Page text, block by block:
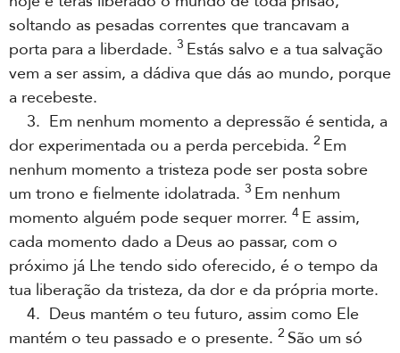
soltando as pesadas correntes que trancavam a
porta para a liberdade. 3 Estás salvo e a tua salvação
vem a ser assim, a dádiva que dás ao mundo, porque
a recebeste.
3. Em nenhum momento a depressão é sentida, a
dor experimentada ou a perda percebida. 2 Em
nenhum momento a tristeza pode ser posta sobre
um trono e fielmente idolatrada. 3 Em nenhum
momento alguém pode sequer morrer. 4 E assim,
cada momento dado a Deus ao passar, com o
próximo já Lhe tendo sido oferecido, é o tempo da
tua liberação da tristeza, da dor e da própria morte.
4. Deus mantém o teu futuro, assim como Ele
mantém o teu passado e o presente. 2 São um só